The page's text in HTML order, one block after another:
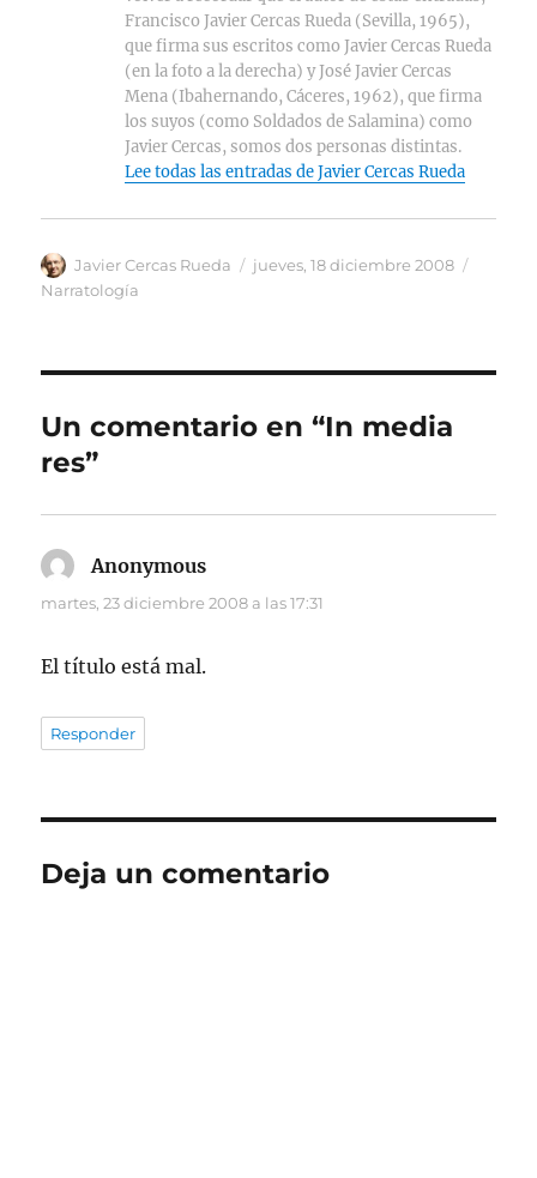
Francisco Javier Cercas Rueda (Sevilla, 1965),
que firma sus escritos como Javier Cercas Rueda
(en la foto a la derecha) y José Javier Cercas
Mena (Ibahernando, Cáceres, 1962), que firma
los suyos (como Soldados de Salamina) como
Javier Cercas, somos dos personas distintas.
Lee todas las entradas de Javier Cercas Rueda
Autor
Javier Cercas Rueda
Publicado
jueves, 18 diciembre 2008
Narratología
Un comentario en “In media
res”
Anonymous
martes, 23 diciembre 2008 a las 17:31
El título está mal.
Responder
Deja un comentario